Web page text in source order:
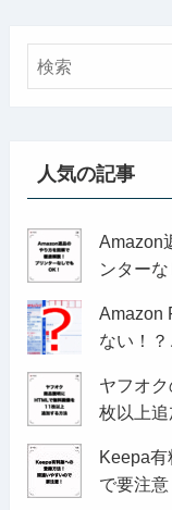
人気の記事
Amazon
ンターな
Amazon
ない！
ヤフオ
枚以上
Keepa
で要注意